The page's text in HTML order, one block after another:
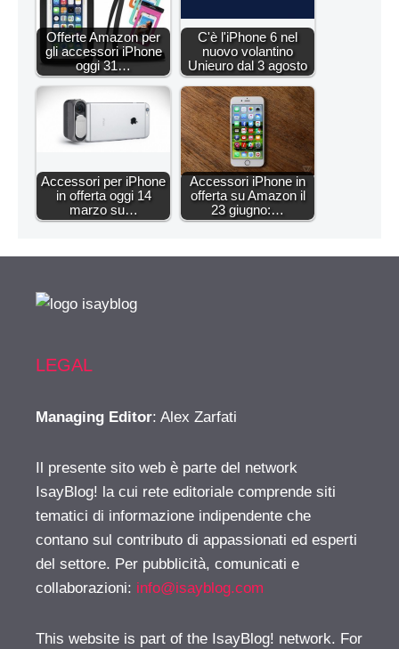
Offerte Amazon per
gli accessori iPhone
oggi 31…
C'è l'iPhone 6 nel
nuovo volantino
Unieuro dal 3 agosto
Accessori per iPhone
in offerta oggi 14
marzo su…
Accessori iPhone in
offerta su Amazon il
23 giugno:…
LEGAL
Managing Editor: Alex Zarfati
Il presente sito web è parte del network
IsayBlog! la cui rete editoriale comprende siti
tematici di informazione indipendente che
contano sul contributo di appassionati ed esperti
del settore. Per pubblicità, comunicati e
collaborazioni: info@isayblog.com
This website is part of the IsayBlog! network. For